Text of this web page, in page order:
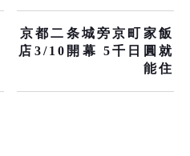
京都二条城旁京町家飯
店3/10開幕 5千日圓就
能住